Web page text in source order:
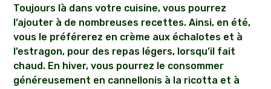
Toujours là dans votre cuisine, vous pourrez
l’ajouter à de nombreuses recettes. Ainsi, en été,
vous le préférerez en crème aux échalotes et à
l’estragon, pour des repas légers, lorsqu’il fait
chaud. En hiver, vous pourrez le consommer
généreusement en cannellonis à la ricotta et à